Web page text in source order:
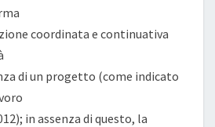
coordinata e continuativa
di un progetto (come indicato
in assenza di questo, la